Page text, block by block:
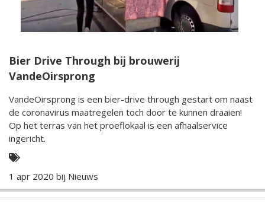
Bier Drive Through bij brouwerij
VandeOirsprong
VandeOirsprong is een bier-drive through gestart om naast
de coronavirus maatregelen toch door te kunnen draaien!
Op het terras van het proeflokaal is een afhaalservice
ingericht.
1 apr 2020 bij Nieuws